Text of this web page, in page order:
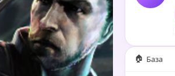
🏠 База